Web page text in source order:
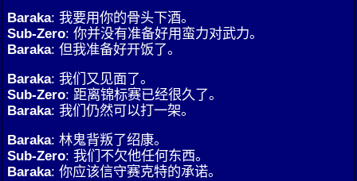
Baraka: 我要用你的骨头下酒。
Sub-Zero: 你并没有准备好用蛮力对武力。
Baraka: 但我准备好开饭了。
Baraka: 我们又见面了。
Sub-Zero: 距离锦标赛已经很久了。
Baraka: 我们仍然可以打一架。
Baraka: 林鬼背叛了绍康。
Sub-Zero: 我们不欠他任何东西。
Baraka: 你应该信守赛克特的承诺。